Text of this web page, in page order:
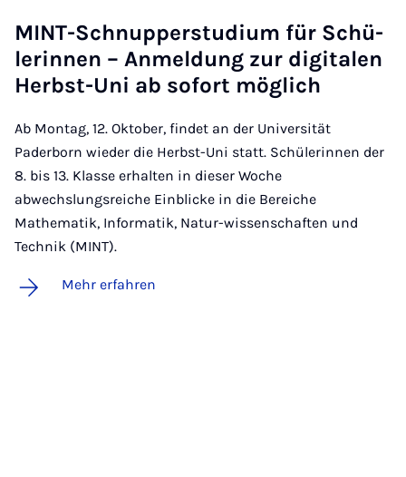
MINT-Schnup­per­stu­di­um für Schü­
le­rin­nen – An­mel­dung zur di­gi­ta­len
Herbst-Uni ab so­fort mög­lich
Ab Montag, 12. Oktober, findet an der Universität
Paderborn wieder die Herbst-Uni statt. Schülerinnen der
8. bis 13. Klasse erhalten in dieser Woche
abwechslungsreiche Einblicke in die Bereiche
Mathematik, Informatik, Natur-wissenschaften und
Technik (MINT).
Mehr erfahren